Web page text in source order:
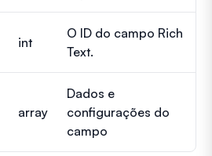
int
O ID do campo Rich
Text.
array
Dados e
configurações do
campo